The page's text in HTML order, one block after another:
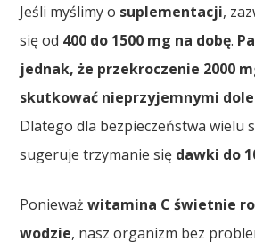
Jeśli myślimy o suplementacji,
się od 400 do 1500 mg na dobę.
jednak, że przekroczenie 2000
skutkować nieprzyjemnymi
Dlatego dla bezpieczeństwa wielu
sugeruje trzymanie się dawki do
Ponieważwitamina C świetnie
wodzie, nasz organizm bez